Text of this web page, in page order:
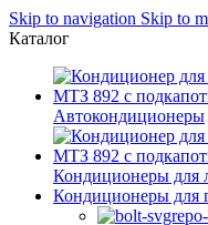
Skip to navigation Skip to
Каталог
Автокондиционеры
Кондиционеры для
Кондиционеры для